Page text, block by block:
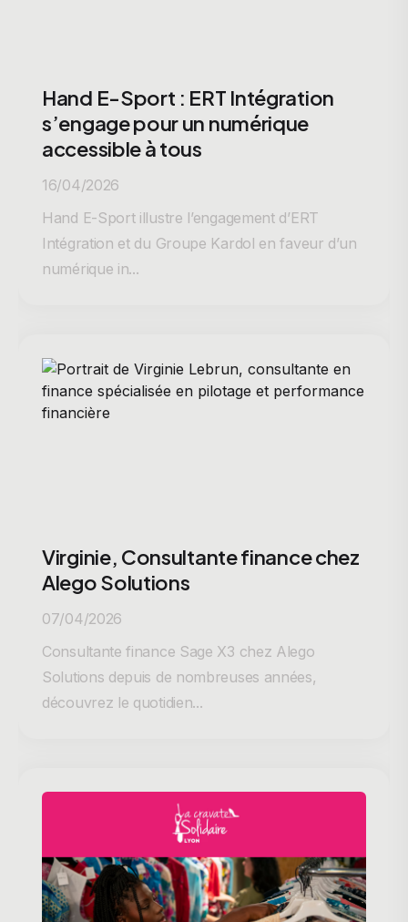
Hand E-Sport : ERT Intégration
s’engage pour un numérique
accessible à tous
16/04/2026
Hand E-Sport illustre l’engagement d’ERT
Intégration et du Groupe Kardol en faveur d’un
numérique in...
Virginie, Consultante finance chez
Alego Solutions
07/04/2026
Consultante finance Sage X3 chez Alego
Solutions depuis de nombreuses années,
découvrez le quotidien...